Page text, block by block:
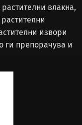
растителни влакна,
извори
ги препорачува и